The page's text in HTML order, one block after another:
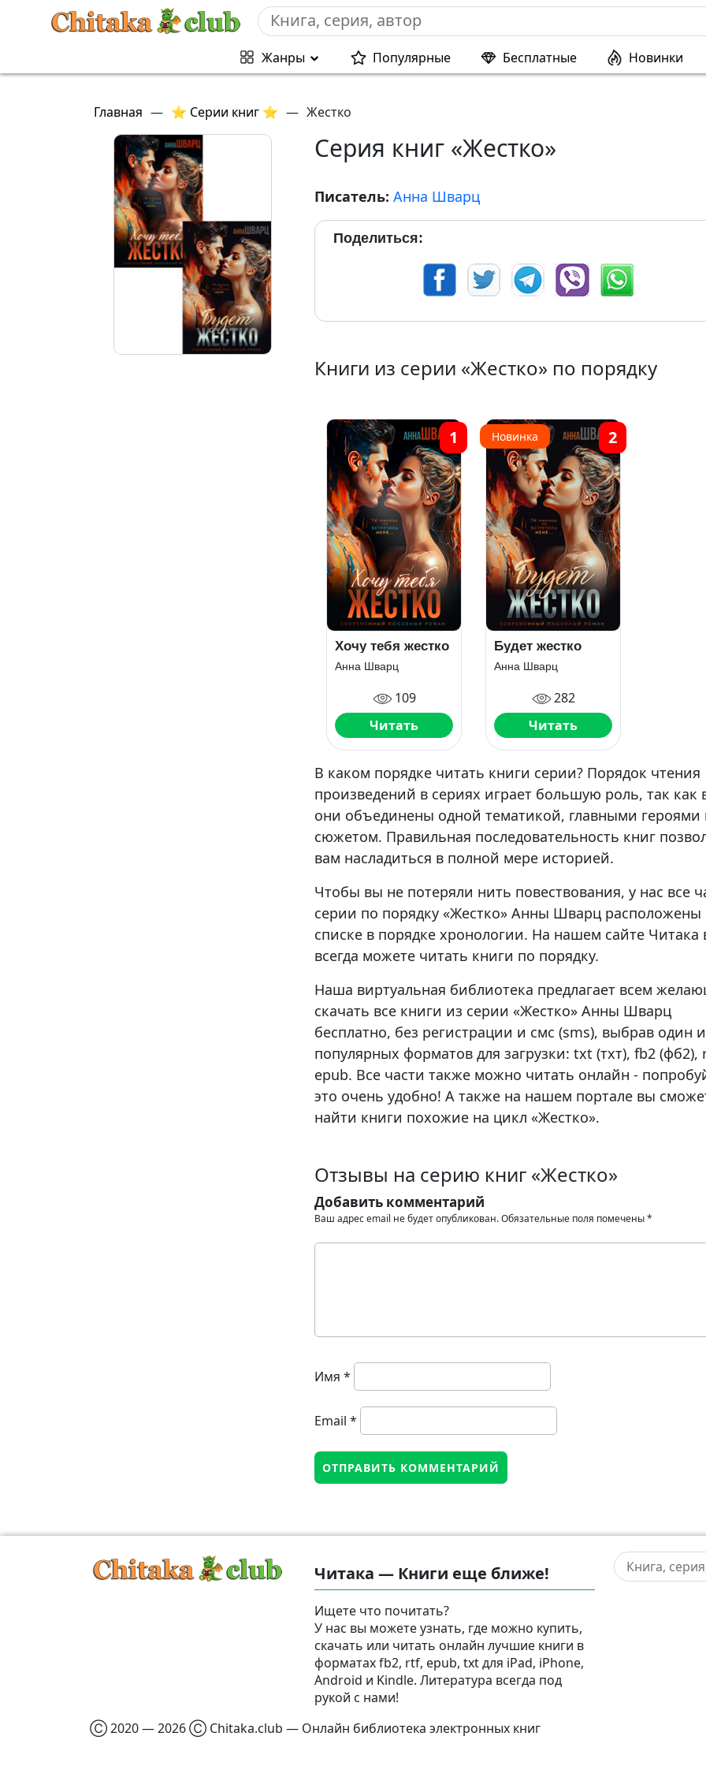
Жанры Популярные Бесплатные Новинки
Главная — ⭐ Серии книг ⭐ — Жестко
Серия книг «Жестко»
Писатель: Анна Шварц
Поделиться:
Книги из серии «Жестко» по порядку
Хочу тебя жестко
Анна Шварц
109
Читать
1 Новинка
Будет жестко
Анна Шварц
282
Читать
2
В каком порядке читать книги серии? Порядок чтения
произведений в сериях играет большую роль, так как
они объединены одной тематикой, главными героями
сюжетом. Правильная последовательность книг
вам насладиться в полной мере историей.
Чтобы вы не потеряли нить повествования, у нас все
серии по порядку «Жестко» Анны Шварц расположены
списке в порядке хронологии. На нашем сайте Читака
всегда можете читать книги по порядку.
Наша виртуальная библиотека предлагает всем
скачать все книги из серии «Жестко» Анны Шварц
бесплатно, без регистрации и смс (sms), выбрав один
популярных форматов для загрузки: txt (тхт), fb2 (фб2),
epub. Все части также можно читать онлайн -
это очень удобно! А также на нашем портале вы
найти книги похожие на цикл «Жестко».
Отзывы на серию книг «Жестко»
Добавить комментарий
Ваш адрес email не будет опубликован.Обязательные поля помечены*
Имя *
Email *
Читака — Книги еще ближе!
Ищете что почитать?
У нас вы можете узнать, где можно купить,
скачать или читать онлайн лучшие книги в
форматах fb2, rtf, epub, txt для iPad, iPhone,
Android и Kindle. Литература всегда под
рукой с нами!
Ⓒ 2020 — 2026 Ⓒ Chitaka.club — Онлайн библиотека электронных книг